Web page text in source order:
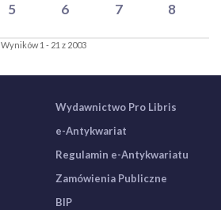
5 6 7 8
Wyników 1 - 21 z 2003
Wydawnictwo Pro Libris
e-Antykwariat
Regulamin e-Antykwariatu
Zamówienia Publiczne
BIP